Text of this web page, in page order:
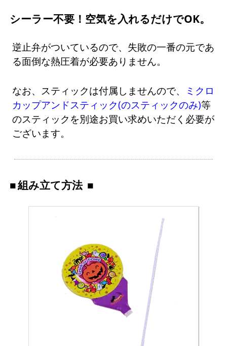
シーラー不要！空気を入れるだけでOK。
逆止弁がついているので、失敗の一番の元であ
る面倒な熱圧着が必要ありません。
なお、スティックは付属しませんので、
ミクロ
カップアンドスティック(のスティックのみ)等
のスティックを別途お買い求めいただく必要が
ございます。
組み立て方法